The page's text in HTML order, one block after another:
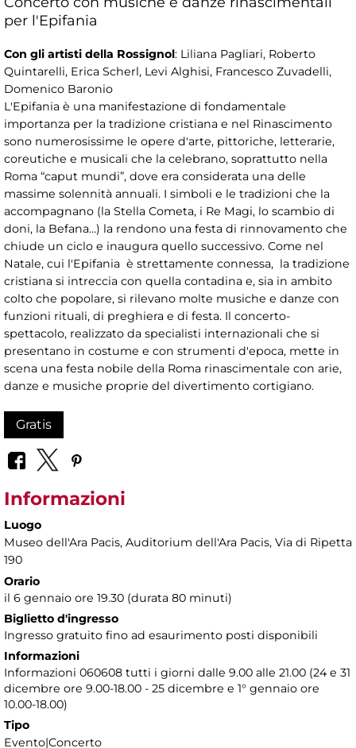
per l'Epifania
Con gli artisti della Rossignol: Liliana Pagliari, Roberto
Quintarelli, Erica Scherl, Levi Alghisi, Francesco Zuvadelli,
Domenico Baronio
L'Epifania è una manifestazione di fondamentale
importanza per la tradizione cristiana e nel Rinascimento
sono numerosissime le opere d'arte, pittoriche, letterarie,
coreutiche e musicali che la celebrano, soprattutto nella
Roma “caput mundi”, dove era considerata una delle
massime solennità annuali. I simboli e le tradizioni che la
accompagnano (la Stella Cometa, i Re Magi, lo scambio di
doni, la Befana…) la rendono una festa di rinnovamento che
chiude un ciclo e inaugura quello successivo. Come nel
Natale, cui l'Epifania è strettamente connessa, la tradizione
cristiana si intreccia con quella contadina e, sia in ambito
colto che popolare, si rilevano molte musiche e danze con
funzioni rituali, di preghiera e di festa. Il concerto-
spettacolo, realizzato da specialisti internazionali che si
presentano in costume e con strumenti d'epoca, mette in
scena una festa nobile della Roma rinascimentale con arie,
danze e musiche proprie del divertimento cortigiano.
Gratis
Informazioni
Luogo
Museo dell'Ara Pacis, Auditorium dell'Ara Pacis, Via di Ripetta
190
Orario
il 6 gennaio ore 19.30 (durata 80 minuti)
Biglietto d'ingresso
Ingresso gratuito fino ad esaurimento posti disponibili
Informazioni
Informazioni 060608 tutti i giorni dalle 9.00 alle 21.00 (24 e 31
dicembre ore 9.00-18.00 - 25 dicembre e 1° gennaio ore
10.00-18.00)
Tipo
Evento|Concerto